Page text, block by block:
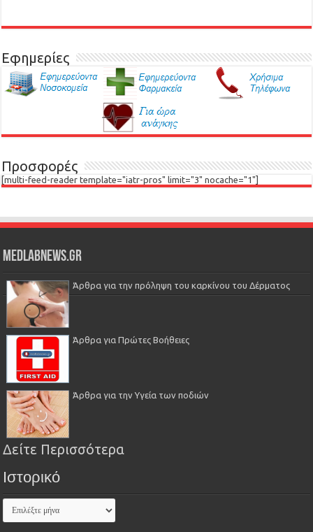
Εφημερίες
Προσφορές
[multi-feed-reader template="iatr-pros" limit="3" nocache="1"]
Medlabnews.gr
Άρθρα για την πρόληψη του καρκίνου του Δέρματος
Άρθρα για Πρώτες Βοήθειες
Άρθρα για την Υγεία των ποδιών
Δείτε Περισσότερα
Ιστορικό